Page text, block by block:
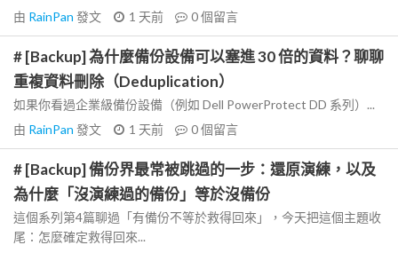
由 RainPan 發文 1 天前 0個留言
# [Backup] 為什麼備份設備可以塞進 30 倍的資料？聊聊
重複資料刪除（Deduplication）
如果你看過企業級備份設備（例如 Dell PowerProtect DD 系列）...
由 RainPan 發文 1 天前 0個留言
# [Backup] 備份界最常被跳過的一步：還原演練，以及
為什麼「沒演練過的備份」等於沒備份
這個系列第4篇聊過「有備份不等於救得回來」，今天把這個主題收
尾：怎麼確定救得回來...